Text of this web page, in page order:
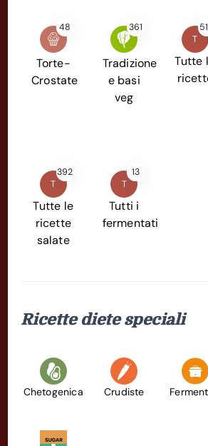
48
Torte-
Crostate
361
Tradizione
e basi
veg
T
Tutte
T
392
Tutte le
ricette
salate
T
13
Tutti i
fermentati
Ricette diete speciali
Chetogenica Crudiste